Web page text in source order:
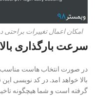
امکان اعمال تغییرات
سرعت بارگذاری
بالا خواهد امد. در کد نویسی
گرفته است و شما هیچگونه